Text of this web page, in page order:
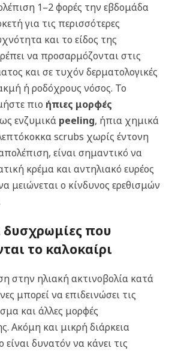
1–2 φορές την εβδομάδα
για τις περισσότερες
και το είδος της
να προσαρμόζονται στις
και σε τυχόν δερματολογικές
ή ροδόχρους νόσος. Το
πιο ήπιες μορφές
ενζυμικά peeling, ήπια χημικά
scrubs χωρίς έντονη
είναι σημαντικό να
κρέμα και αντηλιακό ευρέος
μειώνεται ο κίνδυνος ερεθισμών
δυσχρωμίες που
το καλοκαίρι
στην ηλιακή ακτινοβολία κατά
μπορεί να επιδεινώσει τις
και άλλες μορφές
Ακόμη και μικρή διάρκεια
είναι δυνατόν να κάνει τις